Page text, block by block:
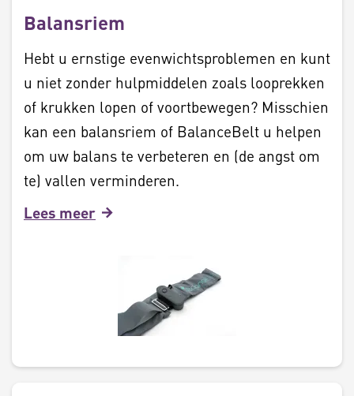
Balansriem
Hebt u ernstige evenwichtsproblemen en kunt
u niet zonder hulpmiddelen zoals looprekken
of krukken lopen of voortbewegen? Misschien
kan een balansriem of BalanceBelt u helpen
om uw balans te verbeteren en (de angst om
te) vallen verminderen.
Lees meer